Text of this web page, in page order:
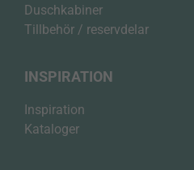
Duschkabiner
Tillbehör / reservdelar
INSPIRATION
Inspiration
Kataloger